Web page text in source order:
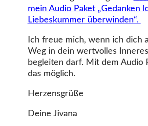
mein Audio Paket „Gedanken
Liebeskummer überwinden“.
Ich freue mich, wenn ich dich
Weg in dein wertvolles
begleiten darf. Mit dem Audio
das möglich.
Herzensgrüße
Deine Jivana